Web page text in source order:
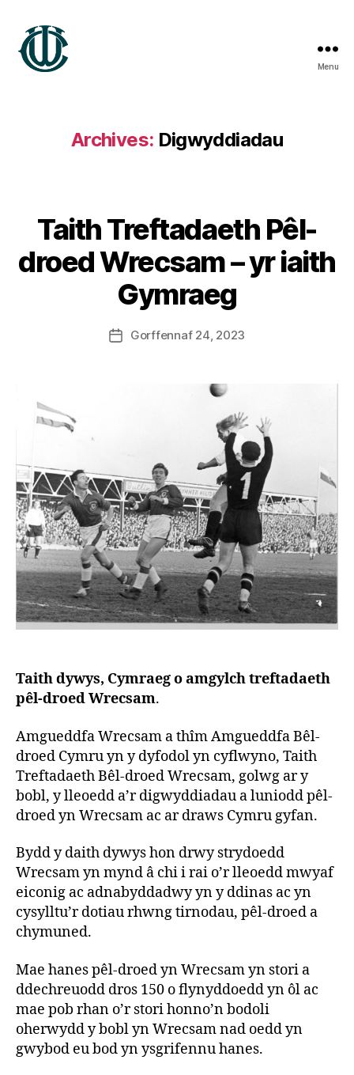
Menu
Archives: Digwyddiadau
Taith Treftadaeth Pêl-
droed Wrecsam – yr iaith
Gymraeg
Post
author
y
t
v
G
n
PostGorffennaf 24, 2023
Taith dywys, Cymraeg o amgylch treftadaeth
pêl-droed Wrecsam.
Amgueddfa Wrecsam a thîm Amgueddfa Bêl-
droed Cymru yn y dyfodol yn cyflwyno, Taith
Treftadaeth Bêl-droed Wrecsam, golwg ar y
bobl, y lleoedd a’r digwyddiadau a luniodd pêl-
droed yn Wrecsam ac ar draws Cymru gyfan.
Bydd y daith dywys hon drwy strydoedd
Wrecsam yn mynd â chi i rai o’r lleoedd mwyaf
eiconig ac adnabyddadwy yn y ddinas ac yn
cysylltu’r dotiau rhwng tirnodau, pêl-droed a
chymuned.
Mae hanes pêl-droed yn Wrecsam yn stori a
ddechreuodd dros 150 o flynyddoedd yn ôl ac
mae pob rhan o’r stori honno’n bodoli
oherwydd y bobl yn Wrecsam nad oedd yn
gwybod eu bod yn ysgrifennu hanes.